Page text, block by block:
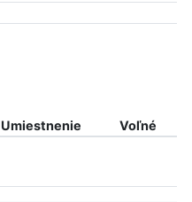
Umiestnenie
Voľné